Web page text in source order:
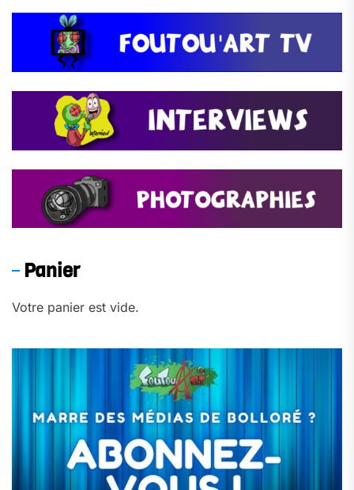
Panier
Votre panier est vide.